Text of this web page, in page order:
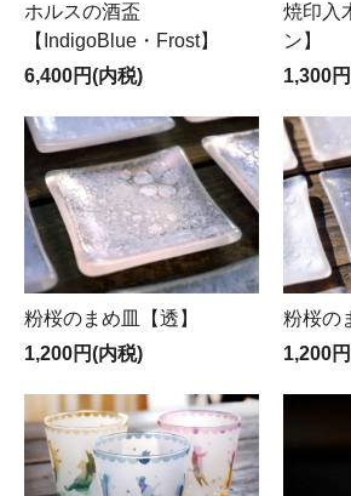
ホルスの酒盃
【IndigoBlue・Frost】
6,400円(内税)
焼印入
ン】
1,300
粉桜のまめ皿【透】
1,200円(内税)
粉桜の
1,200